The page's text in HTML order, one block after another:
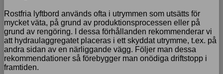
Rostfria lyftbord används ofta i utrymmen som utsätts för
mycket väta, på grund av produktionsprocessen eller på
grund av rengöring. I dessa förhållanden rekommenderar vi
att hydraulaggregatet placeras i ett skyddat utrymme, t.ex. på
andra sidan av en närliggande vägg. Följer man dessa
rekommendationer så förebygger man onödiga driftstopp i
framtiden.